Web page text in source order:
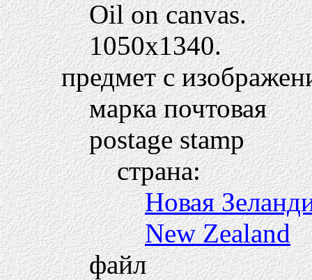
Oil on canvas.
1050х1340.
предмет с
марка почтовая
postage stamp
страна:
Новая
New Zealand
файл